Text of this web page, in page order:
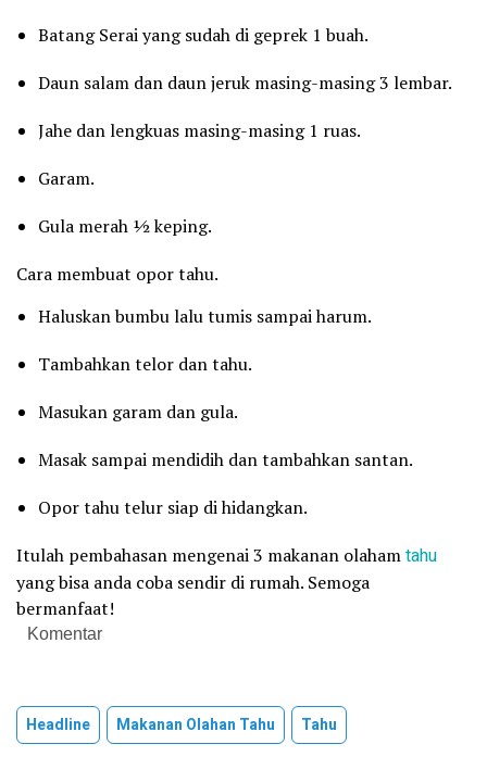
Batang Serai yang sudah di geprek 1 buah.
Daun salam dan daun jeruk masing-masing 3 lembar.
Jahe dan lengkuas masing-masing 1 ruas.
Garam.
Gula merah ½ keping.
Cara membuat opor tahu.
Haluskan bumbu lalu tumis sampai harum.
Tambahkan telor dan tahu.
Masukan garam dan gula.
Masak sampai mendidih dan tambahkan santan.
Opor tahu telur siap di hidangkan.
Itulah pembahasan mengenai 3 makanan olahamtahu
yang bisa anda coba sendir di rumah. Semoga
bermanfaat!
Komentar
Headline Makanan Olahan Tahu Tahu